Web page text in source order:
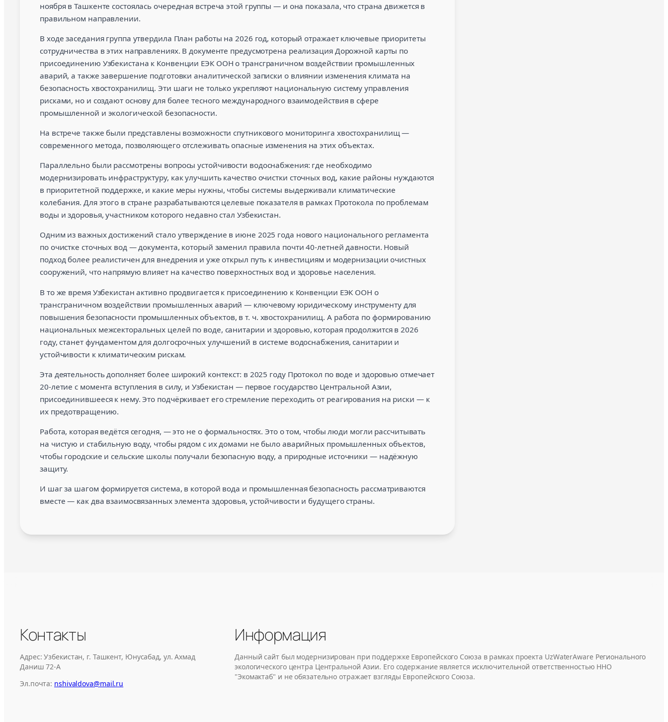
ноября в Ташкенте состоялась очередная встреча этой группы — и она показала, что страна движется в
правильном направлении.
В ходе заседания группа утвердила План работы на 2026 год, который отражает ключевые приоритеты
сотрудничества в этих направлениях. В документе предусмотрена реализация Дорожной карты по
присоединению Узбекистана к Конвенции ЕЭК ООН о трансграничном воздействии промышленных
аварий, а также завершение подготовки аналитической записки о влиянии изменения климата на
безопасность хвостохранилищ. Эти шаги не только укрепляют национальную систему управления
рисками, но и создают основу для более тесного международного взаимодействия в сфере
промышленной и экологической безопасности.
На встрече также были представлены возможности спутникового мониторинга хвостохранилищ —
современного метода, позволяющего отслеживать опасные изменения на этих объектах.
Параллельно были рассмотрены вопросы устойчивости водоснабжения: где необходимо
модернизировать инфраструктуру, как улучшить качество очистки сточных вод, какие районы нуждаются
в приоритетной поддержке, и какие меры нужны, чтобы системы выдерживали климатические
колебания. Для этого в стране разрабатываются целевые показателя в рамках Протокола по проблемам
воды и здоровья, участником которого недавно стал Узбекистан.
Одним из важных достижений стало утверждение в июне 2025 года нового национального регламента
по очистке сточных вод — документа, который заменил правила почти 40-летней давности. Новый
подход более реалистичен для внедрения и уже открыл путь к инвестициям и модернизации очистных
сооружений, что напрямую влияет на качество поверхностных вод и здоровье населения.
В то же время Узбекистан активно продвигается к присоединению к Конвенции ЕЭК ООН о
трансграничном воздействии промышленных аварий — ключевому юридическому инструменту для
повышения безопасности промышленных объектов, в т. ч. хвостохранилищ. А работа по формированию
национальных межсекторальных целей по воде, санитарии и здоровью, которая продолжится в 2026
году, станет фундаментом для долгосрочных улучшений в системе водоснабжения, санитарии и
устойчивости к климатическим рискам.
Эта деятельность дополняет более широкий контекст: в 2025 году Протокол по воде и здоровью отмечает
20-летие с момента вступления в силу, и Узбекистан — первое государство Центральной Азии,
присоединившееся к нему. Это подчёркивает его стремление переходить от реагирования на риски — к
их предотвращению.
Работа, которая ведётся сегодня, — это не о формальностях. Это о том, чтобы люди могли рассчитывать
на чистую и стабильную воду, чтобы рядом с их домами не было аварийных промышленных объектов,
чтобы городские и сельские школы получали безопасную воду, а природные источники — надёжную
защиту.
И шаг за шагом формируется система, в которой вода и промышленная безопасность рассматриваются
вместе — как два взаимосвязанных элемента здоровья, устойчивости и будущего страны.
Контакты
Адрес: Узбекистан, г. Ташкент, Юнусабад, ул. Ахмад
Даниш 72-А
Эл.почта: nshivaldova@mail.ru
Информация
Данный сайт был модернизирован при поддержке Европейского Союза в рамках проекта UzWaterAware Регионального
экологического центра Центральной Азии. Его содержание является исключительной ответственностью ННО
"Экомактаб" и не обязательно отражает взгляды Европейского Союза.